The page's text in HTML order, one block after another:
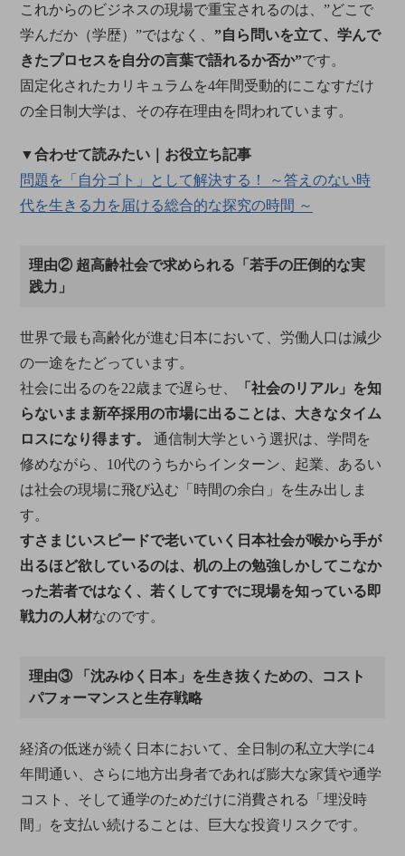
これからのビジネスの現場で重宝されるのは、”どこで
学んだか（学歴）”ではなく、”自ら問いを立て、学んで
きたプロセスを自分の言葉で語れるか否か”です。
固定化されたカリキュラムを4年間受動的にこなすだけ
の全日制大学は、その存在理由を問われています。
▼合わせて読みたい｜お役立ち記事
問題を「自分ゴト」として解決する！ ～答えのない時
代を生きる力を届ける総合的な探究の時間 ～
理由② 超高齢社会で求められる「若手の圧倒的な実
践力」
世界で最も高齢化が進む日本において、労働人口は減少
の一途をたどっています。
社会に出るのを22歳まで遅らせ、
「社会のリアル」を知
らないまま新卒採用の市場に出ることは、大きなタイム
ロスになり得ます。
通信制大学という選択は、学問を
修めながら、10代のうちからインターン、起業、あるい
は社会の現場に飛び込む「時間の余白」を生み出しま
す。
すさまじいスピードで老いていく日本社会が喉から手が
出るほど欲しているのは、机の上の勉強しかしてこなか
った若者ではなく、若くしてすでに現場を知っている即
戦力の人材なのです。
理由③ 「沈みゆく日本」を生き抜くための、コスト
パフォーマンスと生存戦略
経済の低迷が続く日本において、全日制の私立大学に4
年間通い、さらに地方出身者であれば膨大な家賃や通学
コスト、そして通学のためだけに消費される「埋没時
間」を支払い続けることは、巨大な投資リスクです。